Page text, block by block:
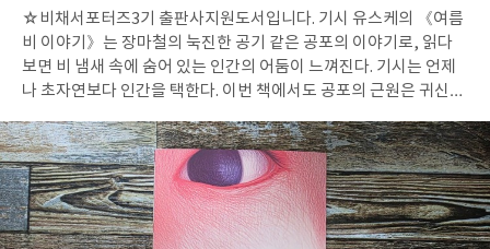
일
☆비채서포터즈3기 출판사지원도서입니다.
비 이야기》는 장마철의 눅진한 공기 같은 공포의 이야기로, 읽다
보면 비 냄새 속에 숨어 있는 인간의 어둠이 느껴진다. 기시는 언제
나 초자연보다 인간을 택한다. 이번 책에서도 공포의 근원은 귀신이
보쿠토 기담>의 향락 속에 스며든 자기 파괴로 타락해가는 젊은이
가 등장하고, <버섯>에서는 버섯이 자라며 고립된 집을 덮어버리고
그 속에서 주인공은 악의를 느낀다. 세 이야기 모두 마음속의 어둠이
얼마나 무서울 수 있는지를 보여준다. 기시의 문장은 냉정하면서도
이상하게도 아름답다. 비가 내릴 때마다 기억이 사라지고, 버섯이